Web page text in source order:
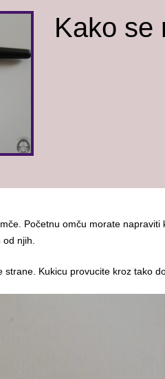
Kako se
Početnu omču morate
njih.
Kukicu provucite kroz tako